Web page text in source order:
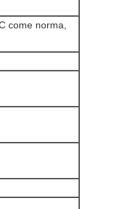
come norma,